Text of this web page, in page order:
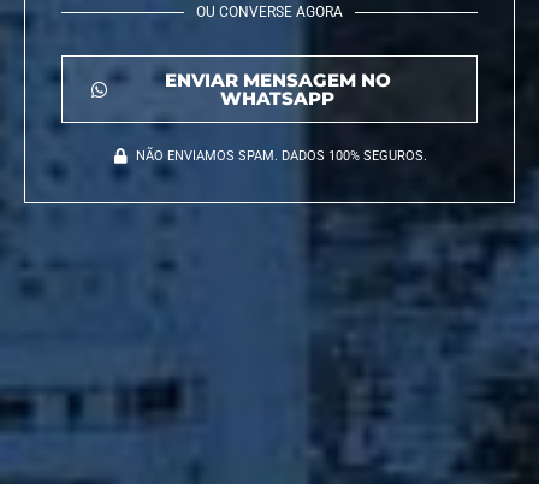
OU CONVERSE AGORA
ENVIAR MENSAGEM NO
WHATSAPP
NÃO ENVIAMOS SPAM. DADOS 100% SEGUROS.